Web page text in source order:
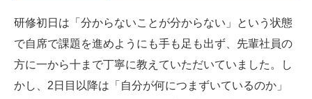
研修初日は「分からないことが分からない」という状態
で自席で課題を進めようにも手も足も出ず、先輩社員の
方に一から十まで丁寧に教えていただいていました。し
かし、2日目以降は「自分が何につまずいているのか」